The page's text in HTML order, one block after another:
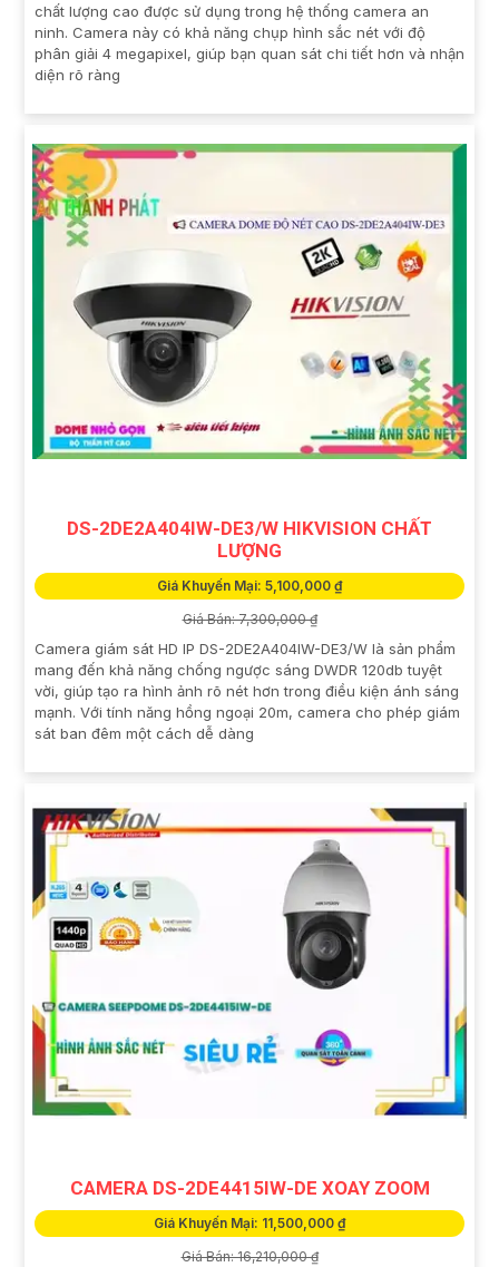
chất lượng cao được sử dụng trong hệ thống camera an
ninh. Camera này có khả năng chụp hình sắc nét với độ
phân giải 4 megapixel, giúp bạn quan sát chi tiết hơn và nhận
diện rõ ràng
DS-2DE2A404IW-DE3/W HIKVISION CHẤT
LƯỢNG
Giá Khuyến Mại: 5,100,000 ₫
Giá Bán: 7,300,000 ₫
Camera giám sát HD IP DS-2DE2A404IW-DE3/W là sản phẩm
mang đến khả năng chống ngược sáng DWDR 120db tuyệt
vời, giúp tạo ra hình ảnh rõ nét hơn trong điều kiện ánh sáng
mạnh. Với tính năng hồng ngoại 20m, camera cho phép giám
sát ban đêm một cách dễ dàng
CAMERA DS-2DE4415IW-DE XOAY ZOOM
Giá Khuyến Mại: 11,500,000 ₫
Giá Bán: 16,210,000 ₫